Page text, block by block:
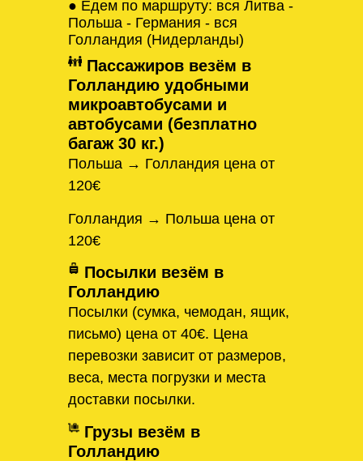
● Едем по маршруту: вся Литва -
Польша - Германия - вся
Голландия (Нидерланды)
Пассажиров везём в
Голландию удобными
микроавтобусами и
автобусами (безплатно
багаж 30 кг.)
Польша → Голландия цена от
120€
Голландия → Польша цена от
120€
Посылки везём в
Голландию
Посылки (сумка, чемодан, ящик,
письмо) цена от 40€. Цена
перевозки зависит от размеров,
веса, места погрузки и места
доставки посылки.
Грузы везём в
Голландию